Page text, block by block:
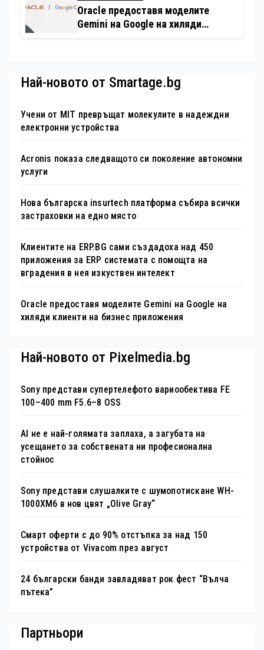
Oracle предоставя моделите
Gemini на Google на хиляди
Най-новото от Smartage.bg
Учени от MIT превръщат молекулите в надеждни
електронни устройства
Acronis показа следващото си поколение автономни
услуги
Нова българска insurtech платформа събира всички
застраховки на едно място
Клиентите на ERP.BG сами създадоха над 450
приложения за ERP системата с помощта на
вградения в нея изкуствен интелект
Oracle предоставя моделите Gemini на Google на
хиляди клиенти на бизнес приложения
Най-новото от Pixelmedia.bg
Sony представи супертелефото вариообектива FE
100–400 mm F5.6–8 OSS
AI не е най-голямата заплаха, а загубата на
усещането за собствената ни професионална
стойнос
Sony представи слушалките с шумопотискане WH-
1000XM6 в нов цвят „Olive Gray“
Смарт оферти с до 90% отстъпка за над 150
устройства от Vivacom през август
24 български банди завладяват рок фест “Вълча
пътека”
Партньори